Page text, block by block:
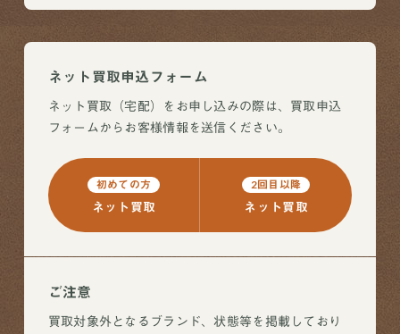
ネット買取申込フォーム
ネット買取（宅配）をお申し込みの際は、買取申込
フォームからお客様情報を送信ください。
初めての方
ネット買取
2回目以降
ネット買取
ご注意
買取対象外となるブランド、状態等を掲載しており